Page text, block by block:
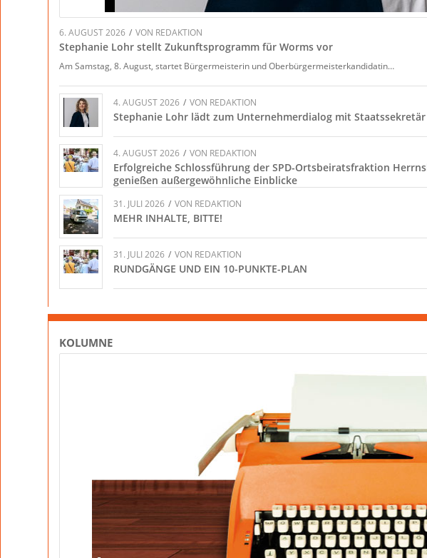
6. AUGUST 2026 / VON REDAKTION
Stephanie Lohr stellt Zukunftsprogramm für Worms vor
Am Samstag, 8. August, startet Bürgermeisterin und Oberbürgermeisterkandidatin…
4. AUGUST 2026 / VON REDAKTION
Stephanie Lohr lädt zum Unternehmerdialog mit
4. AUGUST 2026 / VON REDAKTION
Erfolgreiche Schlossführung der SPD-Ortsbeiratsfraktion
genießen außergewöhnliche Einblicke
31. JULI 2026 / VON REDAKTION
MEHR INHALTE, BITTE!
31. JULI 2026 / VON REDAKTION
RUNDGÄNGE UND EIN 10-PUNKTE-PLAN
KOLUMNE